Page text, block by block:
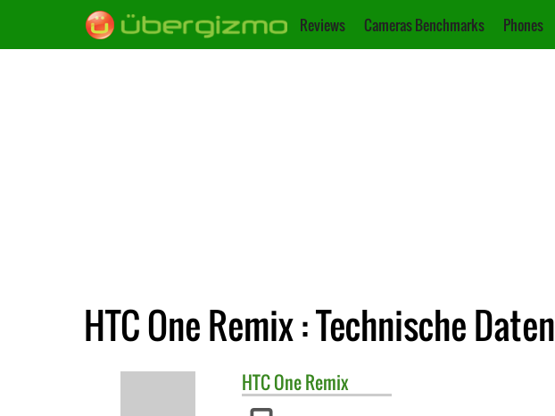
Reviews Cameras Benchmarks Phones
HTC One Remix : Technische Daten
HTCOne Remix